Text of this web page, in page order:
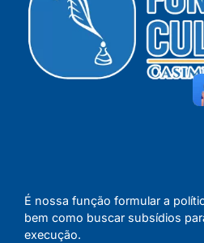
É nossa função formular a
bem como buscar subsídios
execução.